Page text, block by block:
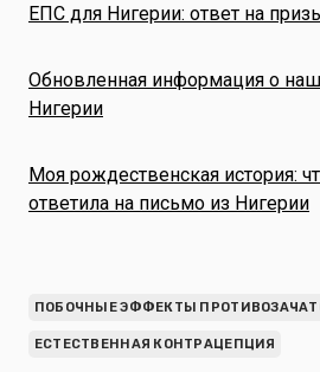
ЕПС для Нигерии: ответ на
Обновленная информация о
Нигерии
Моя рождественская история:
ответила на письмо из Нигерии
ПОБОЧНЫЕ ЭФФЕКТЫ
ЕСТЕСТВЕННАЯ КОНТРАЦЕПЦИЯ